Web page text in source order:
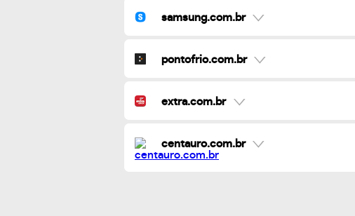
samsung.com.br
pontofrio.com.br
extra.com.br
centauro.com.br